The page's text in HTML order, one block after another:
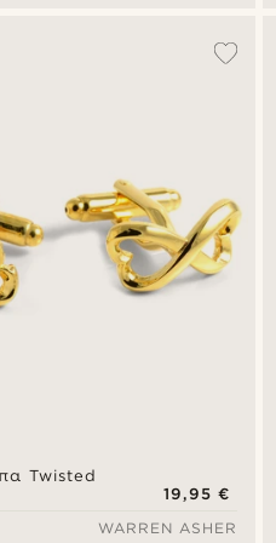
Twisted
19,95 €
WARREN ASHER